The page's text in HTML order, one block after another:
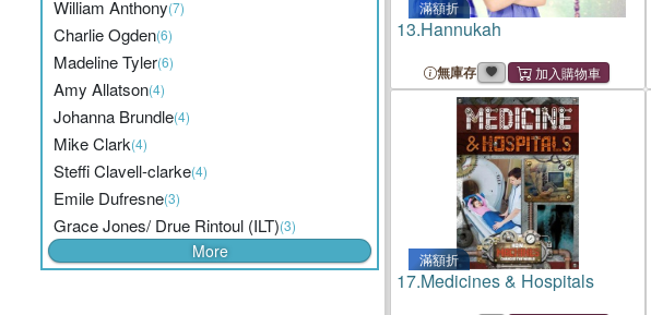
William Anthony(7)
Charlie Ogden(6)
Madeline Tyler(6)
Amy Allatson(4)
Johanna Brundle(4)
Mike Clark(4)
Steffi Clavell-clarke(4)
Emile Dufresne(3)
Grace Jones/ Drue Rintoul (ILT)(3)
More
滿額折
13.Hannukah
無庫存
滿額折
17.Medicines & Hospitals